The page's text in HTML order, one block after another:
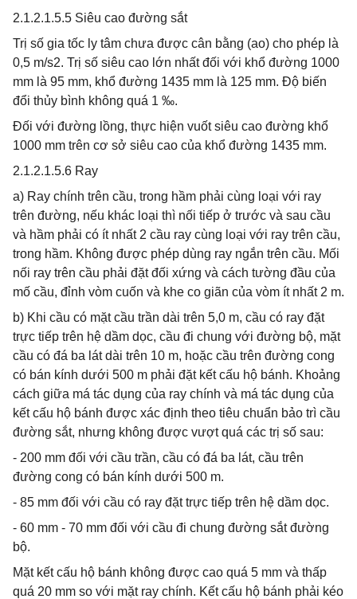
2.1.2.1.5.5 Siêu cao đường sắt
Trị số gia tốc ly tâm chưa được cân bằng (ao) cho phép là
0,5 m/s2. Trị số siêu cao lớn nhất đối với khổ đường 1000
mm là 95 mm, khổ đường 1435 mm là 125 mm. Độ biến
đổi thủy bình không quá 1 ‰.
Đối với đường lồng, thực hiện vuốt siêu cao đường khổ
1000 mm trên cơ sở siêu cao của khổ đường 1435 mm.
2.1.2.1.5.6 Ray
a) Ray chính trên cầu, trong hầm phải cùng loại với ray
trên đường, nếu khác loại thì nối tiếp ở trước và sau cầu
và hầm phải có ít nhất 2 cầu ray cùng loại với ray trên cầu,
trong hầm. Không được phép dùng ray ngắn trên cầu. Mối
nối ray trên cầu phải đặt đối xứng và cách tường đầu của
mố cầu, đỉnh vòm cuốn và khe co giãn của vòm ít nhất 2 m.
b) Khi cầu có mặt cầu trần dài trên 5,0 m, cầu có ray đặt
trực tiếp trên hệ dầm dọc, cầu đi chung với đường bộ, mặt
cầu có đá ba lát dài trên 10 m, hoặc cầu trên đường cong
có bán kính dưới 500 m phải đặt kết cấu hộ bánh. Khoảng
cách giữa má tác dụng của ray chính và má tác dụng của
kết cấu hộ bánh được xác định theo tiêu chuẩn bảo trì cầu
đường sắt, nhưng không được vượt quá các trị số sau:
- 200 mm đối với cầu trần, cầu có đá ba lát, cầu trên
đường cong có bán kính dưới 500 m.
- 85 mm đối với cầu có ray đặt trực tiếp trên hệ dầm dọc.
- 60 mm - 70 mm đối với cầu đi chung đường sắt đường
bộ.
Mặt kết cấu hộ bánh không được cao quá 5 mm và thấp
quá 20 mm so với mặt ray chính. Kết cấu hộ bánh phải kéo